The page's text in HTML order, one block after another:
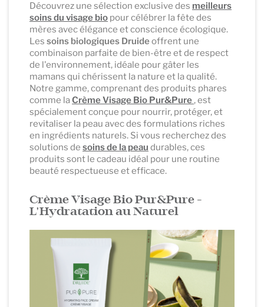
Découvrez une sélection exclusive des meilleurs
soins du visage bio pour célébrer la fête des
mères avec élégance et conscience écologique.
Les soins biologiques Druideoffrent une
combinaison parfaite de bien-être et de respect
de l'environnement, idéale pour gâter les
mamans qui chérissent la nature et la qualité.
Notre gamme, comprenant des produits phares
comme la Crème Visage Bio Pur&Pure , est
spécialement conçue pour nourrir, protéger, et
revitaliser la peau avec des formulations riches
en ingrédients naturels. Si vous recherchez des
solutions de soins de la peau durables, ces
produits sont le cadeau idéal pour une routine
beauté respectueuse et efficace.
Crème Visage Bio Pur&Pure -
L'Hydratation au Naturel